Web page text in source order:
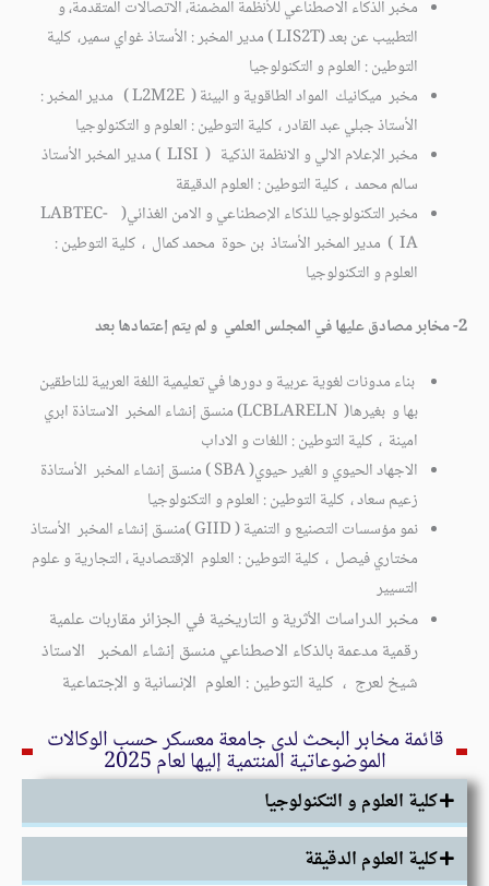
مخبر الذكاء الاصطناعي للأنظمة المضمنة، الاتصالات المتقدمة، و
التطبيب عن بعد (LIS2T ) مدير المخبر : الأستاذ غواي سمير، كلية
التوطين : العلوم و التكنولوجيا
مخبر ميكانيك المواد الطاقوية و البيئة ( L2M2E ) مدير المخبر :
الأستاذ جبلي عبد القادر ، كلية التوطين : العلوم و التكنولوجيا
مخبر الإعلام الالي و الانظمة الذكية ( LISI ) مدير المخبر الأستاذ
سالم محمد ، كلية التوطين : العلوم الدقيقة
مخبر التكنولوجيا للذكاء الإصطناعي و الامن الغذائي( LABTEC-
IA ) مدير المخبر الأستاذ بن حوة محمد كمال ، كلية التوطين :
العلوم و التكنولوجيا
2- مخابر مصادق عليها في المجلس العلمي و لم يتم إعتمادها بعد
بناء مدونات لغوية عربية و دورها في تعليمية اللغة العربية للناطقين
بها و بغيرها( LCBLARELN) منسق إنشاء المخبر الاستاذة ابري
امينة ، كلية التوطين : اللغات و الاداب
الاجهاد الحيوي و الغير حيوي( SBA ) منسق إنشاء المخبر الأستاذة
زعيم سعاد ، كلية التوطين : العلوم و التكنولوجيا
نمو مؤسسات التصنيع و التنمية ( GIID )منسق إنشاء المخبر الأستاذ
مختاري فيصل ، كلية التوطين : العلوم الإقتصادية ، التجارية و علوم
التسيير
مخبر الدراسات الأثرية و التاريخية في الجزائر مقاربات علمية
رقمية مدعمة بالذكاء الاصطناعي منسق إنشاء المخبر الاستاذ
شيخ لعرج ، كلية التوطين : العلوم الإنسانية و الإجتماعية
قائمة مخابر البحث لدى جامعة معسكر حسب الوكالات
الموضوعاتية المنتمية إليها لعام 2025
كلية العلوم و التكنولوجيا
كلية العلوم الدقيقة